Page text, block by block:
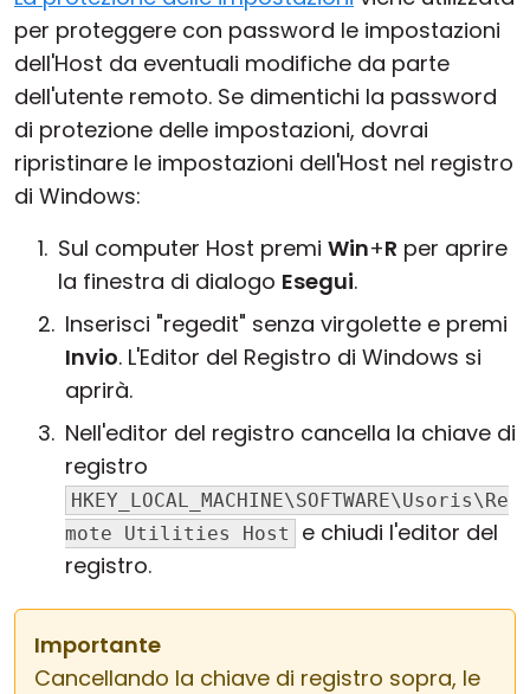
per proteggere con password le impostazioni
dell'Host da eventuali modifiche da parte
dell'utente remoto. Se dimentichi la password
di protezione delle impostazioni, dovrai
ripristinare le impostazioni dell'Host nel registro
di Windows:
Sul computer Host premi Win+R per aprire
la finestra di dialogo Esegui.
Inserisci "regedit" senza virgolette e premi
Invio. L'Editor del Registro di Windows si
aprirà.
Nell'editor del registro cancella la chiave di
registro
HKEY_LOCAL_MACHINE\SOFTWARE\Usoris\Re
mote Utilities Host
e chiudi l'editor del
registro.
Importante
Cancellando la chiave di registro sopra, le
Cloud e On-Premise